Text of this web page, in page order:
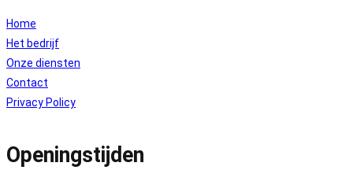
Home
Het bedrijf
Onze diensten
Contact
Privacy Policy
Openingstijden